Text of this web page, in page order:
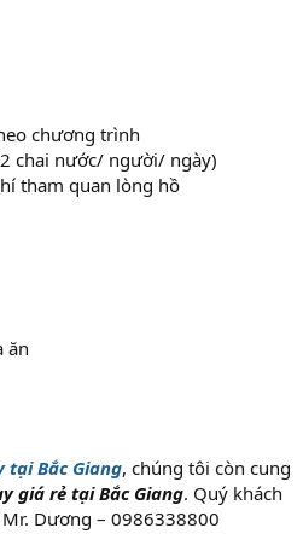
chương trình
chai nước/ người/ ngày)
tham quan lòng hồ
ăn
tại Bắc Giang, chúng tôi còn cung
giá rẻ tại Bắc Giang. Quý khách
Dương – 0986338800